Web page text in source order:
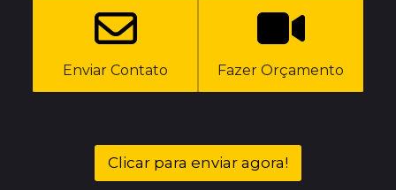
Enviar Contato Fazer Orçamento
Clicar para enviar agora!